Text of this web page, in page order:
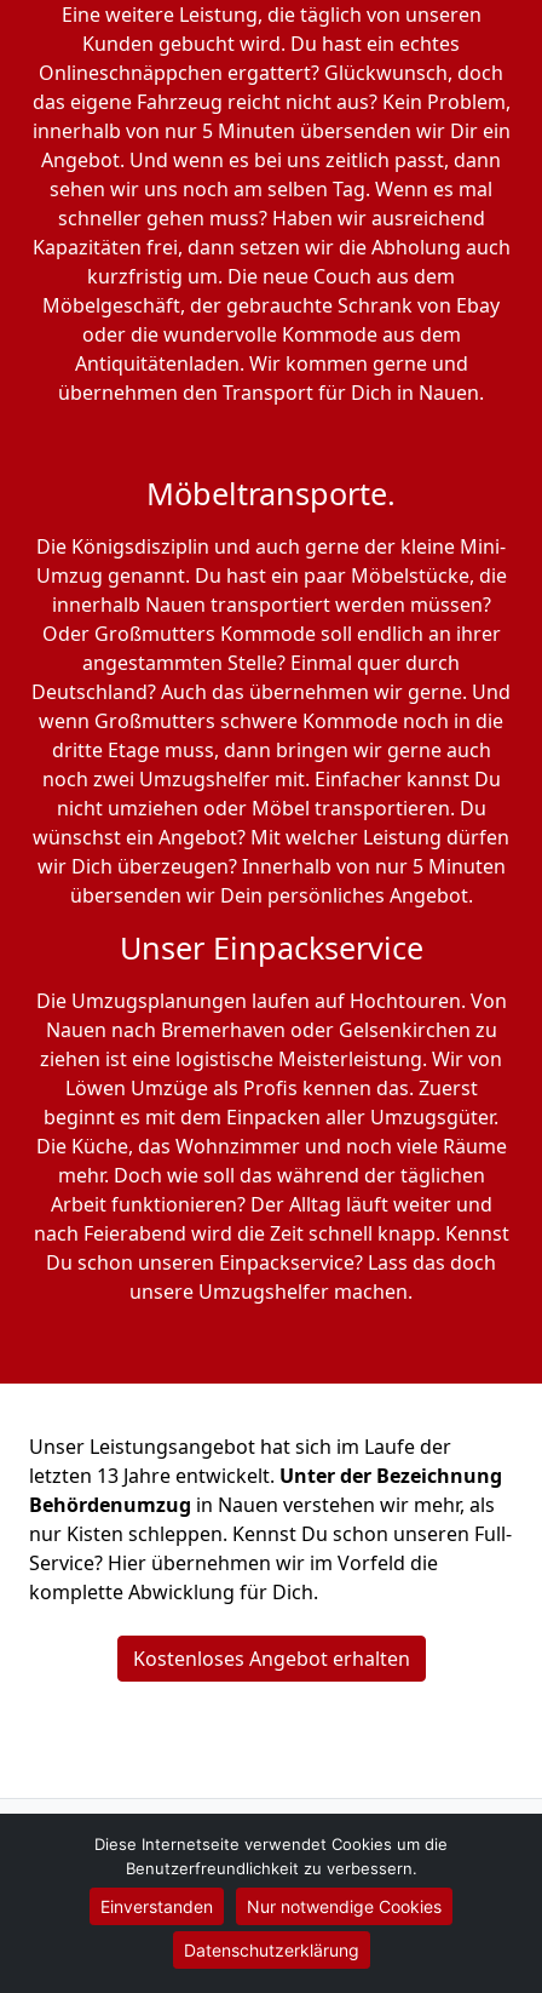
Eine weitere Leistung, die täglich von unseren
Kunden gebucht wird. Du hast ein echtes
Onlineschnäppchen ergattert? Glückwunsch, doch
das eigene Fahrzeug reicht nicht aus? Kein Problem,
innerhalb von nur 5 Minuten übersenden wir Dir ein
Angebot. Und wenn es bei uns zeitlich passt, dann
sehen wir uns noch am selben Tag. Wenn es mal
schneller gehen muss? Haben wir ausreichend
Kapazitäten frei, dann setzen wir die Abholung auch
kurzfristig um. Die neue Couch aus dem
Möbelgeschäft, der gebrauchte Schrank von Ebay
oder die wundervolle Kommode aus dem
Antiquitätenladen. Wir kommen gerne und
übernehmen den Transport für Dich in Nauen.
Möbeltransporte.
Die Königsdisziplin und auch gerne der kleine Mini-
Umzug genannt. Du hast ein paar Möbelstücke, die
innerhalb Nauen transportiert werden müssen?
Oder Großmutters Kommode soll endlich an ihrer
angestammten Stelle? Einmal quer durch
Deutschland? Auch das übernehmen wir gerne. Und
wenn Großmutters schwere Kommode noch in die
dritte Etage muss, dann bringen wir gerne auch
noch zwei Umzugshelfer mit. Einfacher kannst Du
nicht umziehen oder Möbel transportieren. Du
wünschst ein Angebot? Mit welcher Leistung dürfen
wir Dich überzeugen? Innerhalb von nur 5 Minuten
übersenden wir Dein persönliches Angebot.
Unser Einpackservice
Die Umzugsplanungen laufen auf Hochtouren. Von
Nauen nach Bremer­haven oder Gelsenkirchen zu
ziehen ist eine logistische Meisterleistung. Wir von
Löwen Umzüge als Profis kennen das. Zuerst
beginnt es mit dem Einpacken aller Umzugsgüter.
Die Küche, das Wohnzimmer und noch viele Räume
mehr. Doch wie soll das während der täglichen
Arbeit funktionieren? Der Alltag läuft weiter und
nach Feierabend wird die Zeit schnell knapp. Kennst
Du schon unseren Einpackservice? Lass das doch
unsere Umzugshelfer machen.
Unser Leistungsangebot hat sich im Laufe der
letzten 13 Jahre entwickelt. Unter der Bezeichnung
Behördenumzug in Nauen verstehen wir mehr, als
nur Kisten schleppen. Kennst Du schon unseren Full-
Service? Hier übernehmen wir im Vorfeld die
komplette Abwicklung für Dich.
Kostenloses Angebot erhalten
Löwen Umzüge
Jan Schneider
Dammstraße 8-9
Nauen
Diese Internetseite verwendet Cookies um die
Benutzerfreundlichkeit zu verbessern.
Einverstanden Nur notwendige Cookies
Datenschutzerklärung